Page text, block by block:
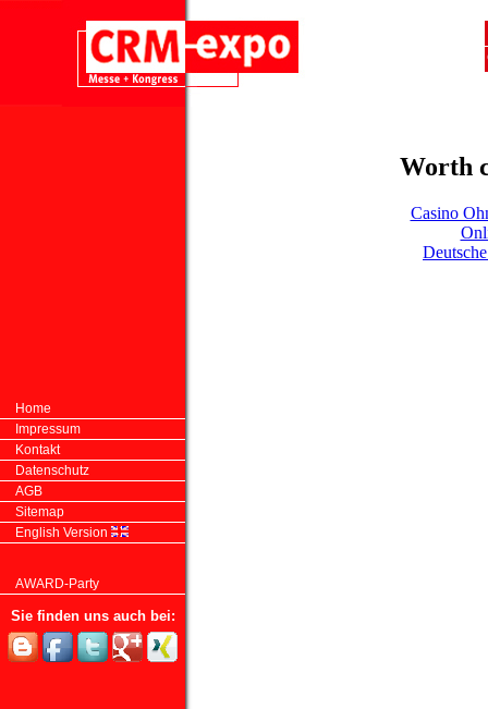
Home
Impressum
Kontakt
Datenschutz
AGB
Sitemap
English Version
AWARD-Party
Sie finden uns auch bei:
Worth
Casino